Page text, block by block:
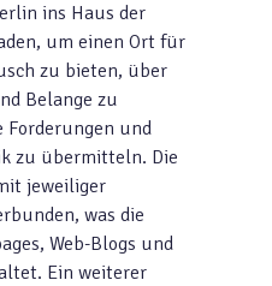
ins Haus der
um einen Ort für
zu bieten, über
Belange zu
und
zu übermitteln. Die
jeweiliger
was die
Web-Blogs und
Ein weiterer